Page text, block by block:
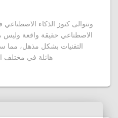
وتتوالى كنوز الذكاء
الاصطناعي حقيقة واقعة
التقنيات بشكل مذهل، مما
هائلة في مختلف